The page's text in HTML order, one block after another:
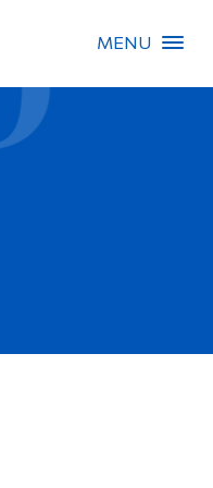
MENU
sur le site
de personnes